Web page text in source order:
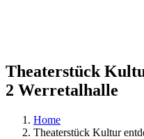
Theaterstück
2 Werretalhalle
Home
Theaterstück Kultur